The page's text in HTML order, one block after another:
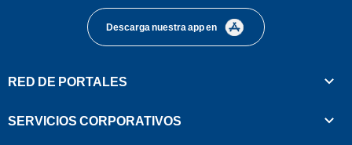
Descarga nuestra app en
RED DE PORTALES
SERVICIOS CORPORATIVOS